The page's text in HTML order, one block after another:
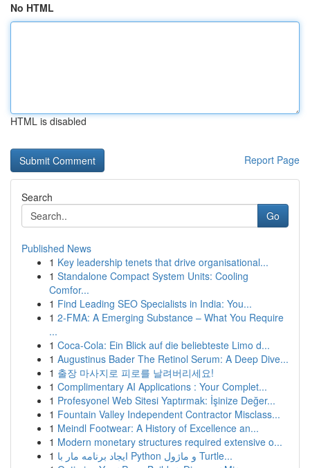
No HTML
HTML is disabled
Report Page
Search
Go
Published News
1 Key leadership tenets that drive organisational...
1 Standalone Compact System Units: Cooling
Comfor...
1 Find Leading SEO Specialists in India: You...
1 2-FMA: A Emerging Substance – What You Require
...
1 Coca-Cola: Ein Blick auf die beliebteste Limo d...
1 Augustinus Bader The Retinol Serum: A Deep Dive...
1 출장 마사지로 피로를 날려버리세요!
1 Complimentary AI Applications : Your Complet...
1 Profesyonel Web Sitesi Yaptırmak: İşinize Değer...
1 Fountain Valley Independent Contractor Misclass...
1 Meindl Footwear: A History of Excellence an...
1 Modern monetary structures required extensive o...
1
ایجاد برنامه مار با Python و ماژول Turtle...